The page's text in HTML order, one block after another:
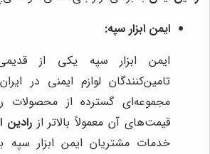
ایمن ابزار سپه:
ایمن ابزار سپه یکی از
تامین‌کنندگان لوازم ایمنی در
مجموعه‌ای گسترده از محصولات
قیمت‌های آن معمولاً بالاتر ازرادین
خدمات مشتریان ایمن ابزار سپه